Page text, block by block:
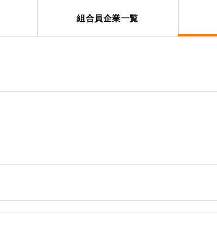
組合員企業一覧